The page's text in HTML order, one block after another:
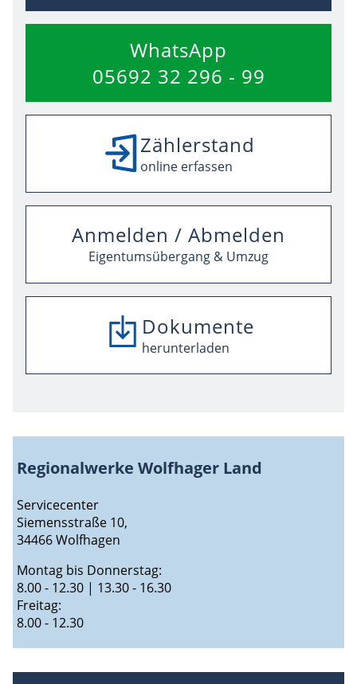
WhatsApp
05692 32 296 - 99
Zählerstand
online erfassen
Anmelden / Abmelden
Eigentumsübergang & Umzug
Dokumente
herunterladen
SEPA-Mandat
herunterladen
Regionalwerke Wolfhager Land
Servicecenter
Siemensstraße 10,
34466 Wolfhagen
Montag bis Donnerstag:
8.00 - 12.30 | 13.30 - 16.30
Freitag:
8.00 - 12.30